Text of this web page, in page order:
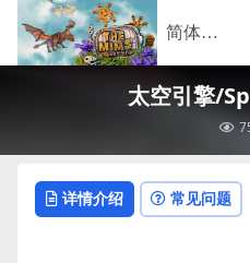
太空引擎/
详情介绍 常见问题